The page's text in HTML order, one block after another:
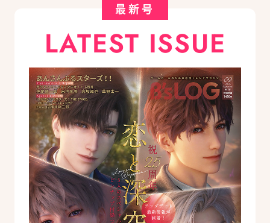
最新号
LATEST ISSUE